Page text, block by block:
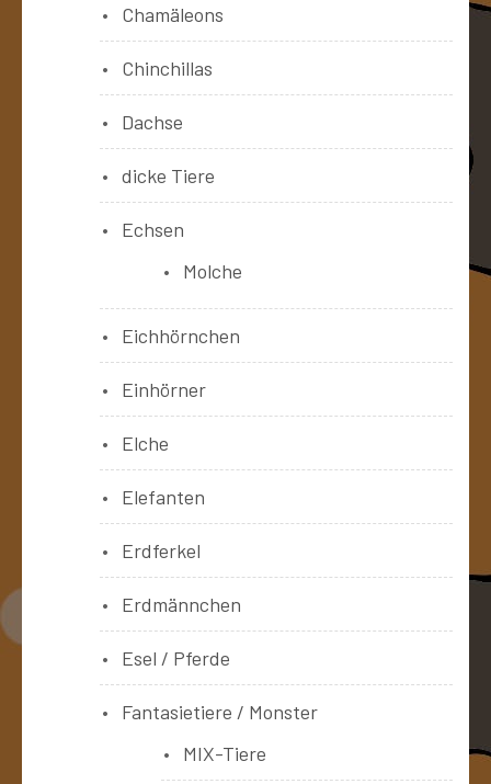
Chamäleons
Chinchillas
Dachse
dicke Tiere
Echsen
Molche
Eichhörnchen
Einhörner
Elche
Elefanten
Erdferkel
Erdmännchen
Esel / Pferde
Fantasietiere / Monster
MIX-Tiere